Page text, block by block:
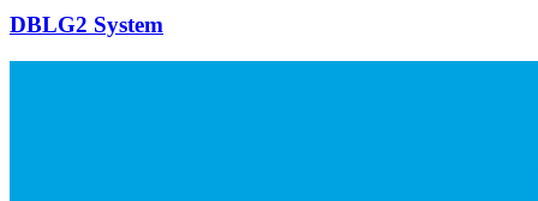
DBLG2 System